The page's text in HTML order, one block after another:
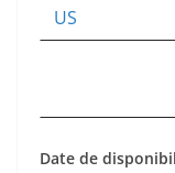
US
Date de